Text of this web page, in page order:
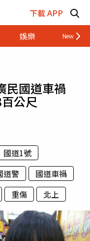
下載 APP
娛樂 財經
民國道車禍
公尺
國道1號
道警
國道車禍
重傷 北上